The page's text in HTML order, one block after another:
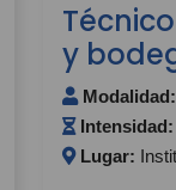
y
Modalidad:
Intensidad:
Lugar: